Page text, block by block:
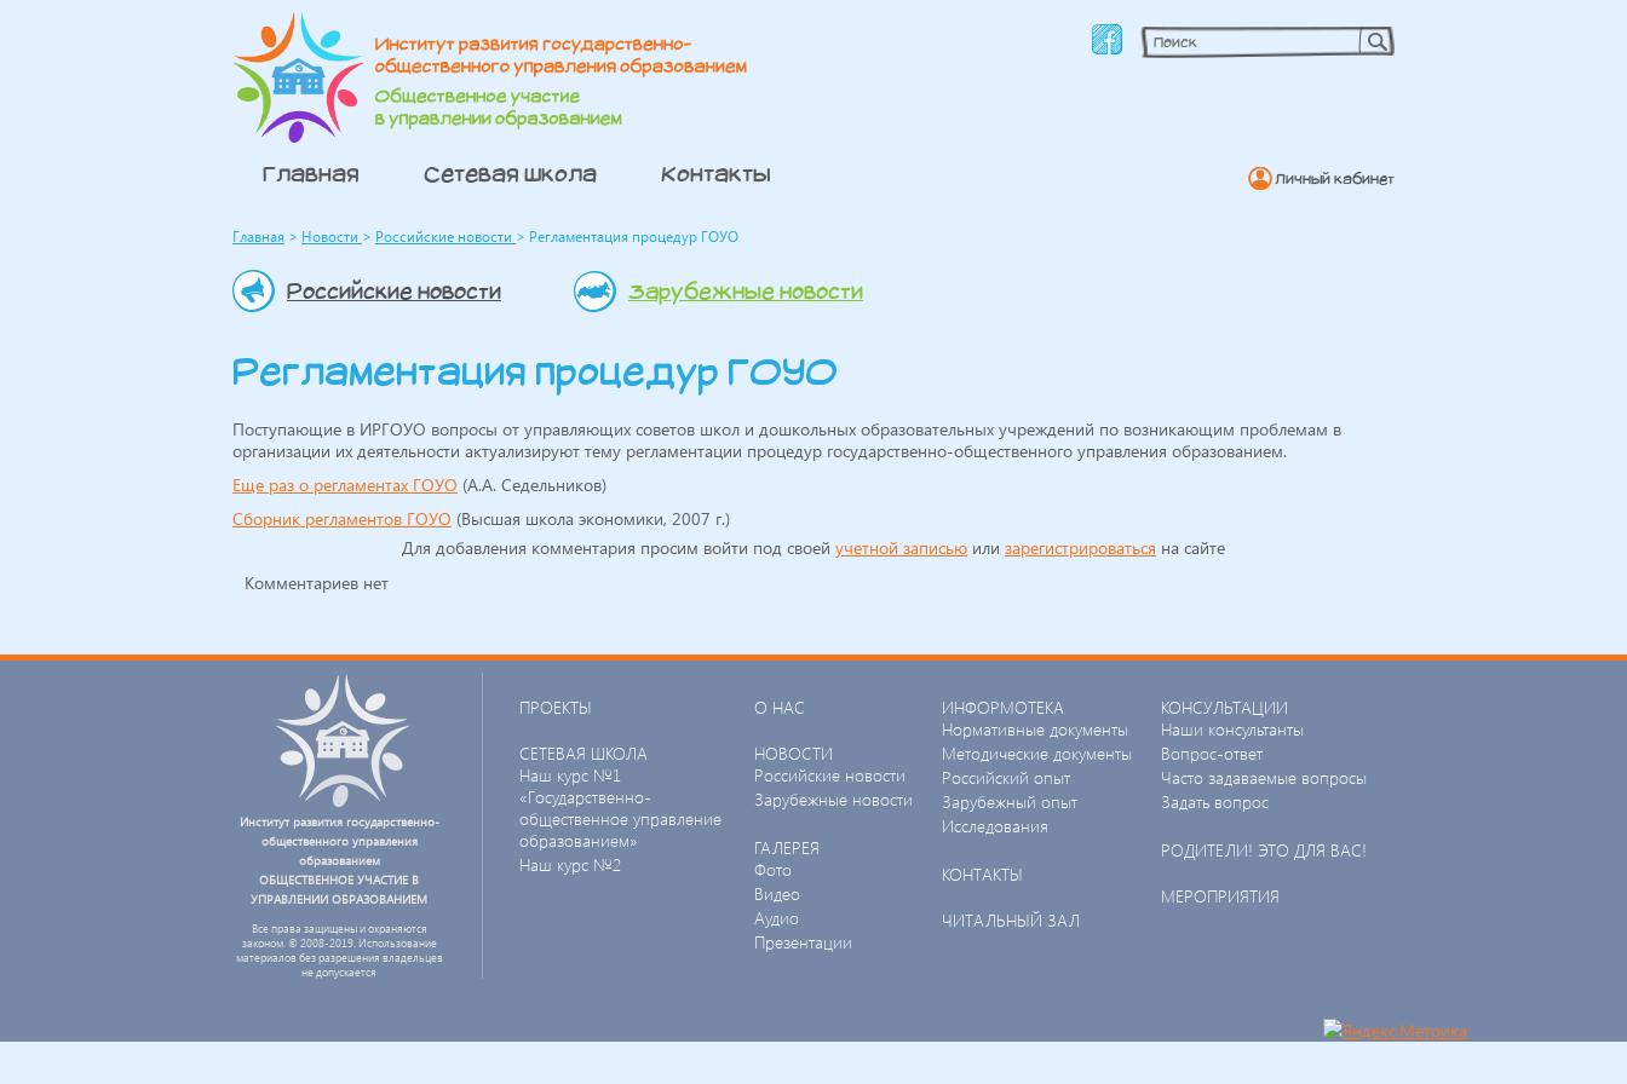
Главная Сетевая школа Контакты Личный кабинет
Главная > Новости > Российские новости > Регламентация процедур ГОУО
Российские новости Зарубежные новости
Регламентация процедур ГОУО
Поступающие в ИРГОУО вопросы от управляющих советов школ и дошкольных образовательных учреждений по возникающим проблемам в
организации их деятельности актуализируют тему регламентации процедур государственно-общественного управления образованием.
Еще раз о регламентах ГОУО (А.А. Седельников)
Сборник регламентов ГОУО (Высшая школа экономики, 2007 г.)
Для добавления комментария просим войти под своей учетной записью или зарегистрироваться на сайте
Комментариев нет
Институт развития государственно-
общественного управления
образованием
ОБЩЕСТВЕННОЕ УЧАСТИЕ В
УПРАВЛЕНИИ ОБРАЗОВАНИЕМ
Все права защищены и охраняются
законом. © 2008-2019. Использование
материалов без разрешения владельцев
не допускается
ПРОЕКТЫ
СЕТЕВАЯ ШКОЛА
Наш курс №1
«Государственно-
общественное управление
образованием»
Наш курс №2
О НАС
НОВОСТИ
Российские новости
Зарубежные новости
ГАЛЕРЕЯ
Фото
Видео
Аудио
Презентации
ИНФОРМОТЕКА
Нормативные документы
Методические документы
Российский опыт
Зарубежный опыт
Исследования
КОНТАКТЫ
ЧИТАЛЬНЫЙ ЗАЛ
КОНСУЛЬТАЦИИ
Наши консультанты
Вопрос-ответ
Часто задаваемые вопросы
Задать вопрос
РОДИТЕЛИ! ЭТО ДЛЯ ВАС!
МЕРОПРИЯТИЯ